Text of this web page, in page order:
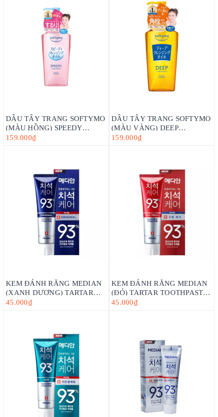
DẦU TẨY TRANG SOFTYMO
(MÀU HỒNG) SPEEDY
CLEANSING OIL (LÀM SẠCH
159.000₫
DẦU TẨY TRANG SOFTYMO
(MÀU VÀNG) DEEP
CLEANSING OIL (LÀM SẠCH
159.000₫
KEM ĐÁNH RĂNG MEDIAN
(XANH DƯƠNG) TARTAR
TOOTHPASTE ORIGINAL
45.000₫
KEM ĐÁNH RĂNG MEDIAN
(ĐỎ) TARTAR TOOTHPASTE
BADBREATH (120G)_HÀN
45.000₫